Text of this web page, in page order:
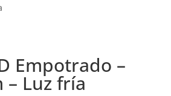
Empotrado –
– Luz fría